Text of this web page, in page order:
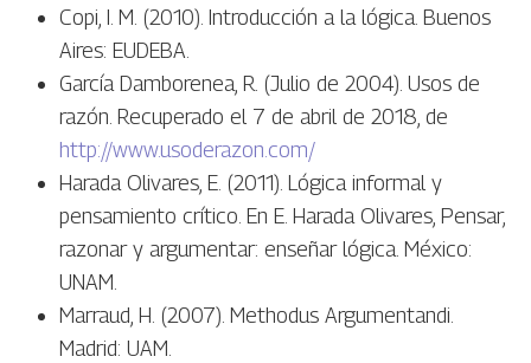
Copi, I. M. (2010). Introducción a la lógica. Buenos
Aires: EUDEBA.
García Damborenea, R. (Julio de 2004). Usos de
razón. Recuperado el 7 de abril de 2018, de
http://www.usoderazon.com/
Harada Olivares, E. (2011). Lógica informal y
pensamiento crítico. En E. Harada Olivares, Pensar,
razonar y argumentar: enseñar lógica. México:
UNAM.
Marraud, H. (2007). Methodus Argumentandi.
Madrid: UAM.